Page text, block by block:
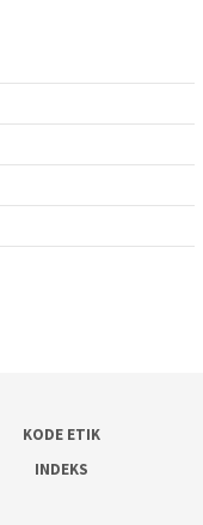
KODE ETIK
INDEKS